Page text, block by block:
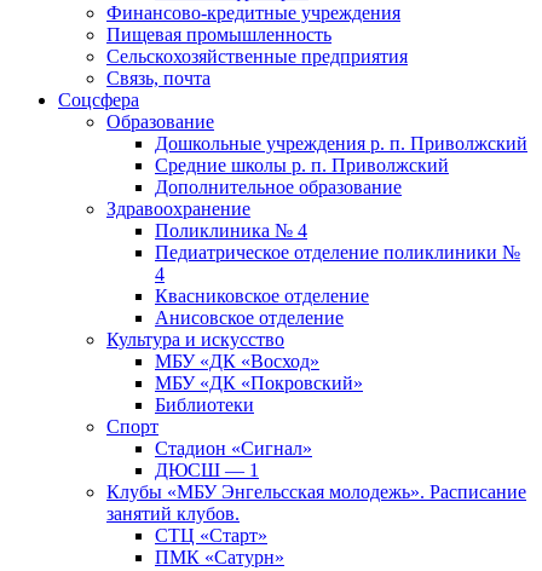
Финансово-кредитные учреждения
Пищевая промышленность
Сельскохозяйственные предприятия
Связь, почта
Соцсфера
Образование
Дошкольные учреждения р. п. Приволжский
Средние школы р. п. Приволжский
Дополнительное образование
Здравоохранение
Поликлиника № 4
Педиатрическое отделение поликлиники №
4
Квасниковское отделение
Анисовское отделение
Культура и искусство
МБУ «ДК «Восход»
МБУ «ДК «Покровский»
Библиотеки
Спорт
Стадион «Сигнал»
ДЮСШ — 1
Клубы «МБУ Энгельсская молодежь». Расписание
занятий клубов.
СТЦ «Старт»
ПМК «Сатурн»